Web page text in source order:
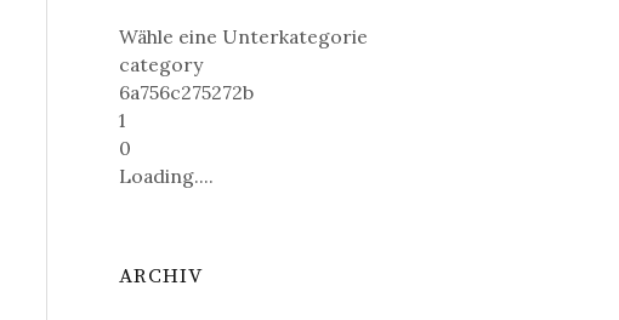
Wähle eine Unterkategorie
category
6a756c275272b
1
0
Loading....
ARCHIV